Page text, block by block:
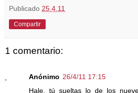
Publicado 25.4.11
Compartir
1 comentario:
Anónimo 26/4/11 17:15
Hale, tú sueltas lo de los